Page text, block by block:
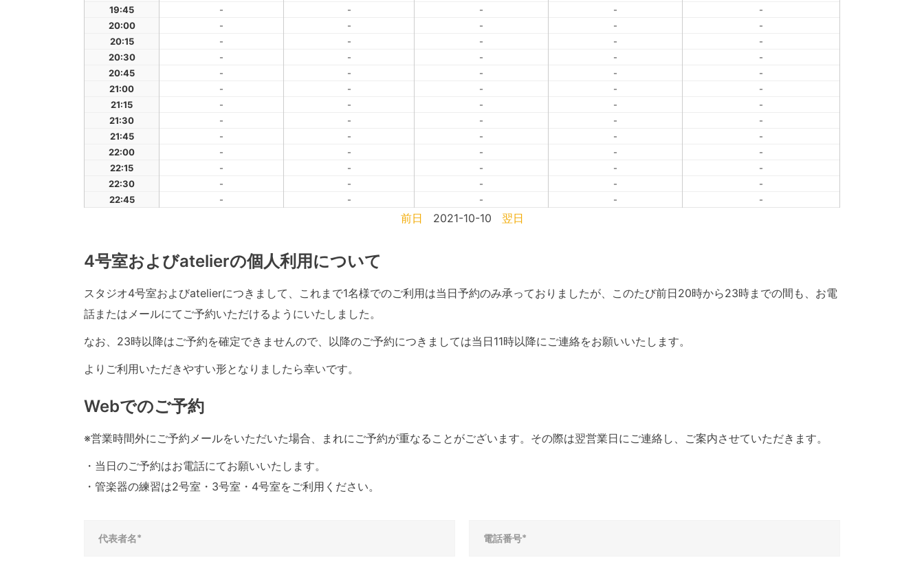
19:45
- - - -
-
20:00
- - - -
-
20:15
- - - -
-
20:30
- - - -
-
20:45
- - - -
-
21:00
- - - -
-
21:15
- - - -
-
21:30
- - - -
-
21:45
- - - -
-
22:00
- - - -
-
22:15
- - - -
-
22:30
- - - -
-
22:45
- - - - -
前日 2021-10-10 翌日
4号室およびatelierの個人利用について
スタジオ4号室およびatelierにつきまして、これまで1名様でのご利用は当日予約のみ承っておりましたが、このたび前日20時から23時までの間も、お電
話またはメールにてご予約いただけるようにいたしました。
なお、23時以降はご予約を確定できませんので、以降のご予約につきましては当日11時以降にご連絡をお願いいたします。
よりご利用いただきやすい形となりましたら幸いです。
Webでのご予約
※営業時間外にご予約メールをいただいた場合、まれにご予約が重なることがございます。その際は翌営業日にご連絡し、ご案内させていただきます。
・当日のご予約はお電話にてお願いいたします。
・管楽器の練習は2号室・3号室・4号室をご利用ください。